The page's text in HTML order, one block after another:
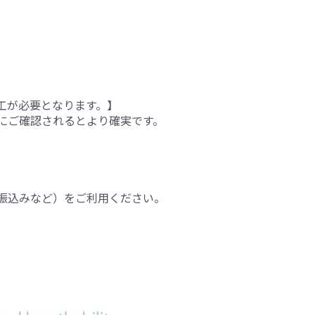
必要となります。】
確認されるとより確実です。
みなど）をご利用ください。